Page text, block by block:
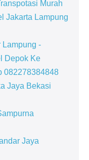
Murah
Jakarta Lampung
Lampung -
Depok Ke
082278384848
Jaya Bekasi
Jaya